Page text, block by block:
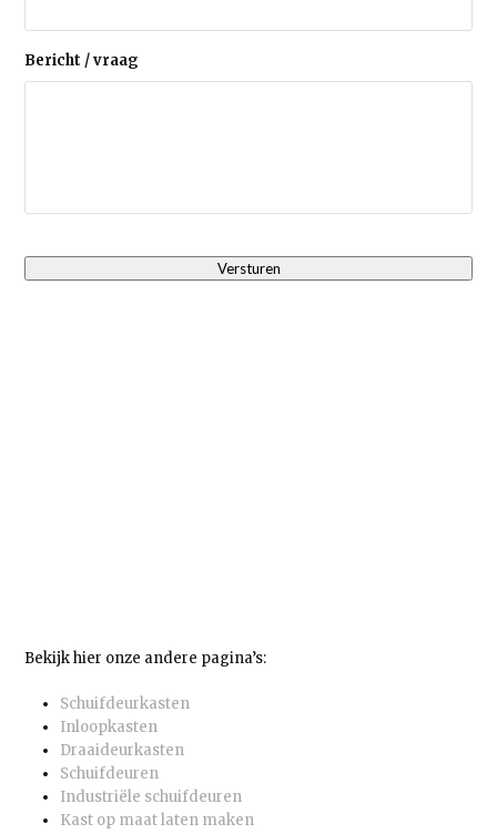
Bericht / vraag
Bekijk hier onze andere pagina’s:
Schuifdeurkasten
Inloopkasten
Draaideurkasten
Schuifdeuren
Industriële schuifdeuren
Kast op maat laten maken